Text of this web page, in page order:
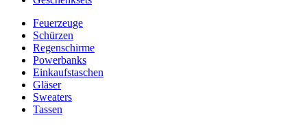
Feuerzeuge
Schürzen
Regenschirme
Powerbanks
Einkaufstaschen
Gläser
Sweaters
Tassen